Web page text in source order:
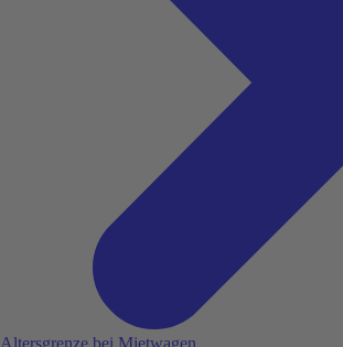
Altersgrenze bei Mietwagen